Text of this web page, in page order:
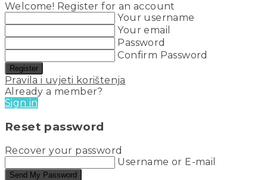
Welcome! Register for an account
Your username
Your email
Password
Confirm Password
Register
Pravila i uvjeti korištenja
Already a member?
Sign in
Reset password
Recover your password
Username or E-mail
Send My Password